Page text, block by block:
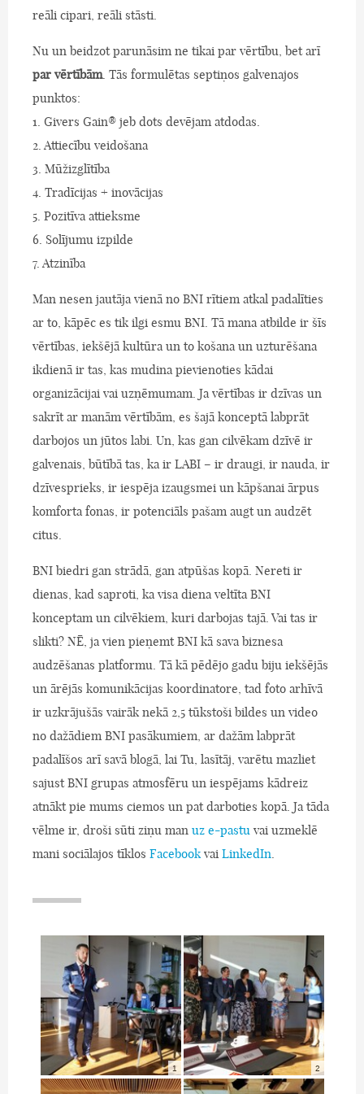
reāli cipari, reāli stāsti.
Nu un beidzot parunāsim ne tikai par vērtību, bet arī
par vērtībām. Tās formulētas septiņos galvenajos
punktos:
1. Givers Gain® jeb dots devējam atdodas.
2. Attiecību veidošana
3. Mūžizglītība
4. Tradīcijas + inovācijas
5. Pozitīva attieksme
6. Solījumu izpilde
7. Atzinība
Man nesen jautāja vienā no BNI rītiem atkal padalīties
ar to, kāpēc es tik ilgi esmu BNI. Tā mana atbilde ir šīs
vērtības, iekšējā kultūra un to košana un uzturēšana
ikdienā ir tas, kas mudina pievienoties kādai
organizācijai vai uzņēmumam. Ja vērtības ir dzīvas un
sakrīt ar manām vērtībām, es šajā konceptā labprāt
darbojos un jūtos labi. Un, kas gan cilvēkam dzīvē ir
galvenais, būtībā tas, ka ir LABI – ir draugi, ir nauda, ir
dzīvesprieks, ir iespēja izaugsmei un kāpšanai ārpus
komforta fonas, ir potenciāls pašam augt un audzēt
citus.
BNI biedri gan strādā, gan atpūšas kopā. Nereti ir
dienas, kad saproti, ka visa diena veltīta BNI
konceptam un cilvēkiem, kuri darbojas tajā. Vai tas ir
slikti? NĒ, ja vien pieņemt BNI kā sava biznesa
audzēšanas platformu. Tā kā pēdējo gadu biju iekšējās
un ārējās komunikācijas koordinatore, tad foto arhīvā
ir uzkrājušās vairāk nekā 2,5 tūkstoši bildes un video
no dažādiem BNI pasākumiem, ar dažām labprāt
padalīšos arī savā blogā, lai Tu, lasītāj, varētu mazliet
sajust BNI grupas atmosfēru un iespējams kādreiz
atnākt pie mums ciemos un pat darboties kopā. Ja tāda
vēlme ir, droši sūti ziņu man uz e-pastu vai uzmeklē
mani sociālajos tīklos Facebook vai LinkedIn
1 2